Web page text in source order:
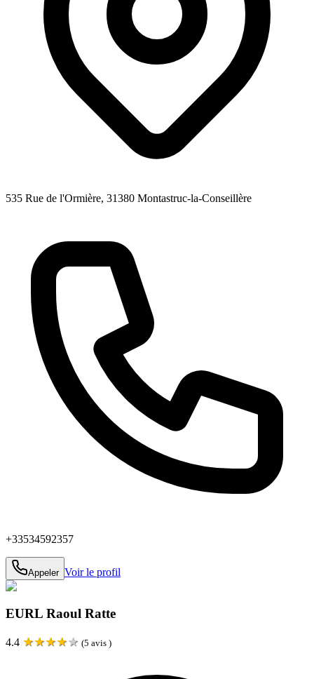
535 Rue de l'Ormière, 31380 Montastruc-la-Conseillère
+33534592357
Appeler Voir le profil
EURL Raoul Ratte
4.4 ★★★★★ (5 avis )